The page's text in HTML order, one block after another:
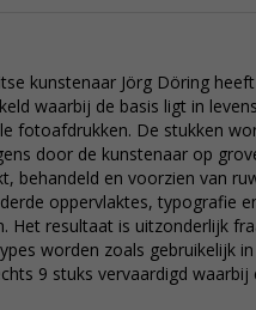
kunstenaar Jörg Döring
waarbij de basis ligt in
fotoafdrukken. De stukken
door de kunstenaar op
behandeld en voorzien van
oppervlaktes, typografie
Het resultaat is uitzonderlijk
worden zoals gebruikelijk
9 stuks vervaardigd waarbij